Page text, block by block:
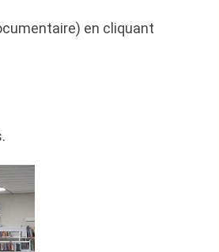
en cliquant